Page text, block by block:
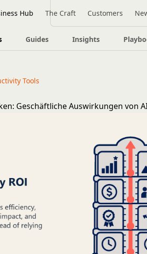
Hub The Craft Customers
Guides Insights
Tools
Geschäftliche Auswirkungen von